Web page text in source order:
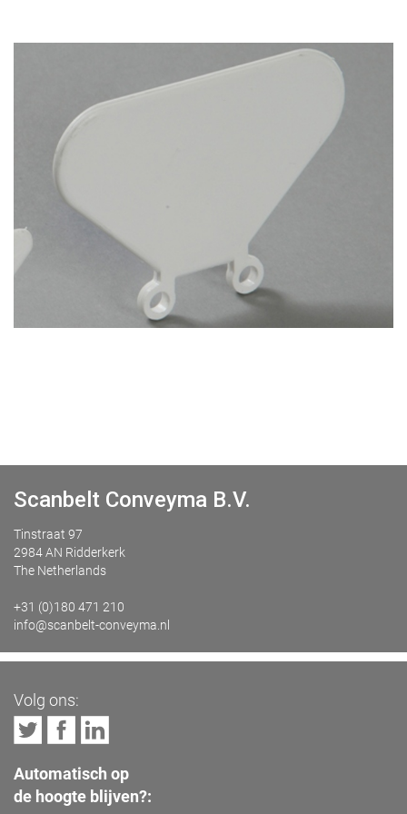
Scanbelt Conveyma B.V.
Tinstraat 97
2984 AN Ridderkerk
The Netherlands
+31 (0)180 471 210
info@scanbelt-conveyma.nl
Volg ons:
Automatisch op
de hoogte blijven?: